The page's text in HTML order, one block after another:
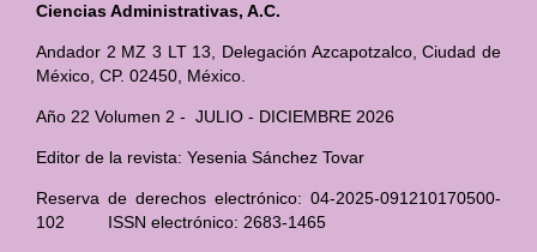
Ciencias Administrativas, A.C.
Andador 2 MZ 3 LT 13, Delegación Azcapotzalco, Ciudad de
México, CP. 02450, México.
Año 22 Volumen 2 - JULIO - DICIEMBRE 2026
Editor de la revista: Yesenia Sánchez Tovar
Reserva de derechos electrónico: 04-2025-091210170500-
102 ISSN electrónico: 2683-1465